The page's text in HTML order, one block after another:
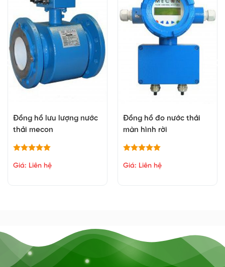
Đồng hồ lưu lượng nước
thải mecon
Giá: Liên hệ
Đồng hồ đo nước thải
màn hình rời
Giá: Liên hệ